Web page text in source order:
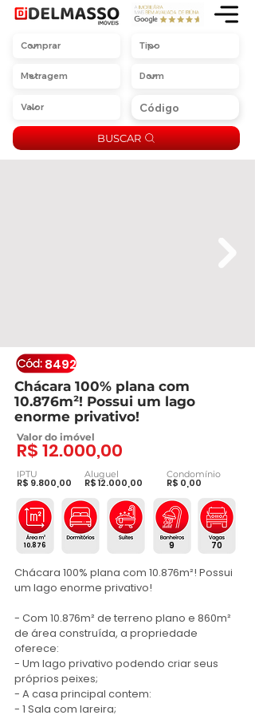
BUSCAR
8492
Chácara 100% plana com
10.876m²! Possui um lago
enorme privativo!
Valor do imóvel
R$ 12.000,00
IPTU
R$ 9.800,00
Aluguel
R$ 12.000,00
Condomínio
R$ 0,00
9 70
10.876
Chácara 100% plana com 10.876m²! Possui
um lago enorme privativo!
- Com 10.876m² de terreno plano e 860m²
de área construída, a propriedade
oferece:
- Um lago privativo podendo criar seus
próprios peixes;
- A casa principal contem:
- 1 Sala com lareira;